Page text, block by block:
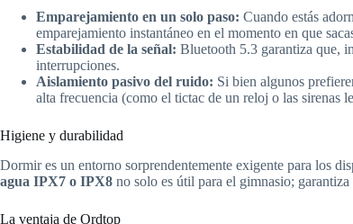
Emparejamiento en un solo paso: Cuando estás
emparejamiento instantáneo en el momento en que
Estabilidad de la señal: Bluetooth 5.3 garantiza que,
interrupciones.
Aislamiento pasivo del ruido: Si bien algunos
alta frecuencia (como el tictac de un reloj o las sirenas
Higiene y durabilidad
Dormir es un entorno sorprendentemente exigente para los
agua IPX7 o IPX8 no solo es útil para el gimnasio;
La ventaja de Ordtop